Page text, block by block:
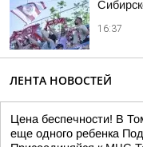
16:37
ЛЕНТА НОВОСТЕЙ
Цена беспечности! В
еще одного ребенка